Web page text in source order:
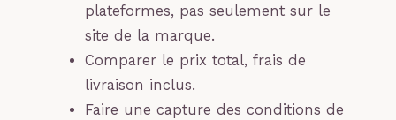
plateformes, pas seulement sur le
site de la marque.
Comparer le prix total, frais de
livraison inclus.
Faire une capture des conditions de